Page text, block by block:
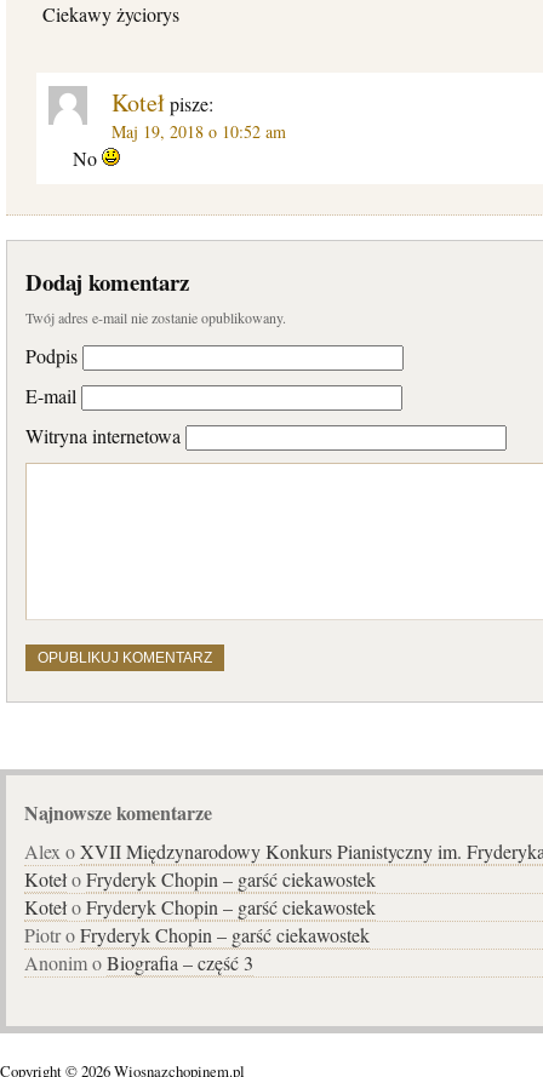
Ciekawy życiorys
Kotełpisze:
Maj 19, 2018 o 10:52 am
No
Dodaj komentarz
Twój adres e-mail nie zostanie opublikowany.
Podpis
E-mail
Witryna internetowa
Najnowsze komentarze
Alex oXVII Międzynarodowy Konkurs Pianistyczny im.
KotełoFryderyk Chopin – garść ciekawostek
KotełoFryderyk Chopin – garść ciekawostek
Piotr oFryderyk Chopin – garść ciekawostek
Anonim oBiografia – część 3
Copyright © 2026 Wiosnazchopinem.pl